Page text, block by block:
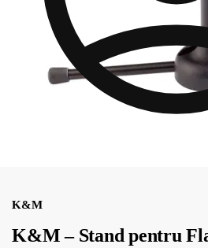
K&M
K&M – Stand pentru